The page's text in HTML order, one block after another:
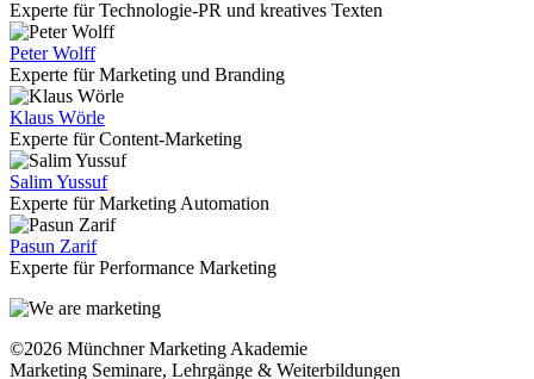
Experte für Technologie-PR und kreatives Texten
Peter Wolff
Experte für Marketing und Branding
Klaus Wörle
Experte für Content-Marketing
Salim Yussuf
Experte für Marketing Automation
Pasun Zarif
Experte für Performance Marketing
©2026 Münchner Marketing Akademie
Marketing Seminare, Lehrgänge & Weiterbildungen